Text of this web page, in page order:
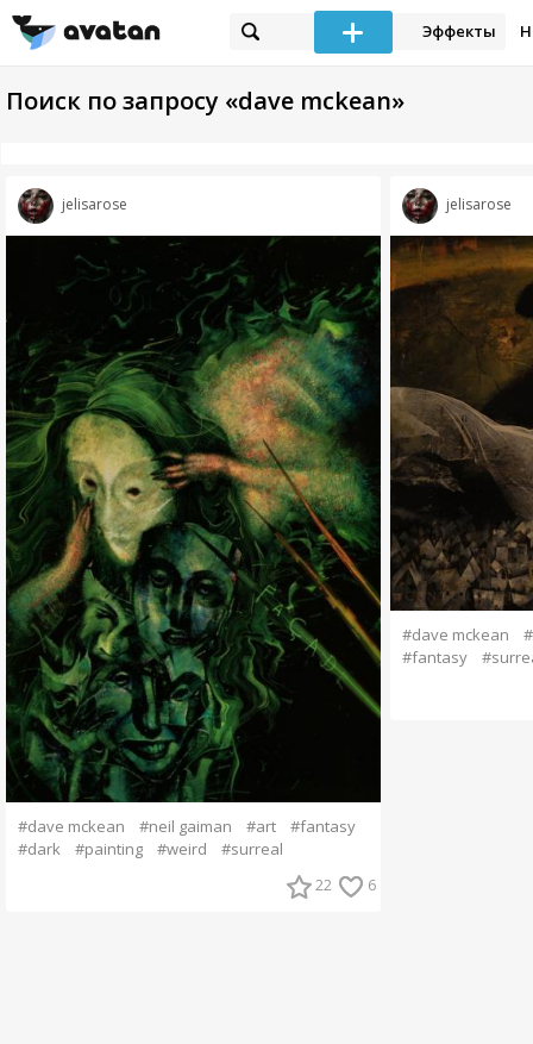
Эффекты
Поиск по запросу «dave mckean»
jelisarose
#dave mckean #neil gaiman #art
#fantasy
#dark
#painting #weird #surreal
22 6
jelisarose
#dave mckean
#fantasy